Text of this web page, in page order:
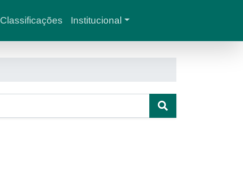
Classificações Institucional